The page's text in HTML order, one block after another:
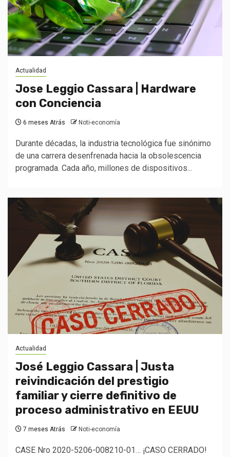
Actualidad
Jose Leggio Cassara | Hardware
con Conciencia
6 meses Atrás Noti-economía
Durante décadas, la industria tecnológica fue sinónimo
de una carrera desenfrenada hacia la obsolescencia
programada. Cada año, millones de dispositivos...
Actualidad
José Leggio Cassara | Justa
reivindicación del prestigio
familiar y cierre definitivo de
proceso administrativo en EEUU
7 meses Atrás Noti-economía
CASE Nro 2020-5206-008210-01… ¡CASO CERRADO!